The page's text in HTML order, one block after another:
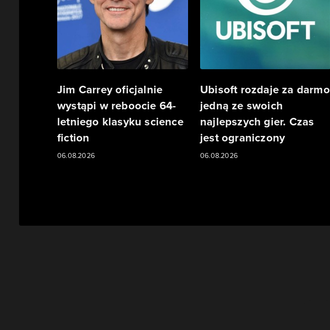
Jim Carrey oficjalnie
wystąpi w reboocie 64-
letniego klasyku science
fiction
06.08.2026
Ubisoft rozdaje za darmo
jedną ze swoich
najlepszych gier. Czas
jest ograniczony
06.08.2026